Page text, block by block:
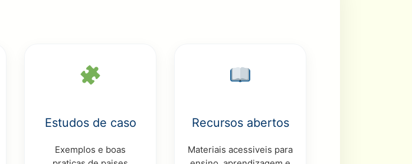
Estudos de caso
Exemplos e boas
Recursos abertos
Materiais acessiveis para